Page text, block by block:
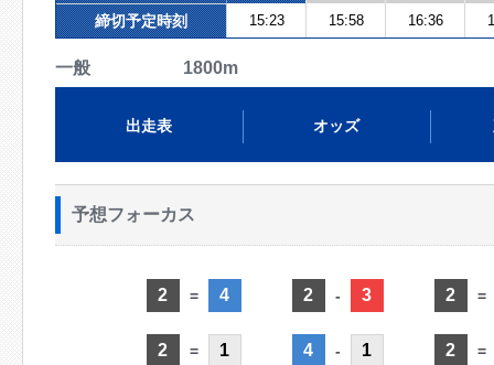
締切予定時刻 15:23 15:58 16:36
一般 1800m
出走表 オッズ
予想フォーカス
2 = 4
2 = 1
2 - 3
4 - 1
2 =
2 =